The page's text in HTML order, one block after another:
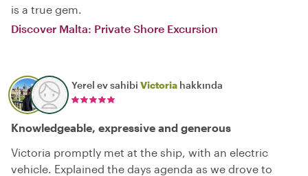
is a true gem.
Discover Malta: Private Shore Excursion
Yerel ev sahibi Victoria hakkında
Knowledgeable, expressive and generous
Victoria promptly met at the ship, with an electric
vehicle. Explained the days agenda as we drove to